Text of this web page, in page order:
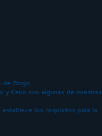
Bingo.
y Keno son algunas de nuestras
establece los requisitos para la